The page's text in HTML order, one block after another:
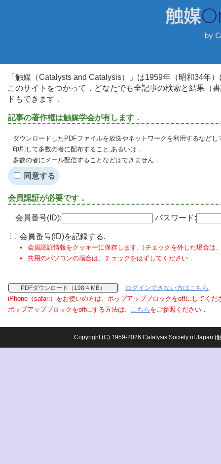
「触媒（Catalysts and Catalysis）」は1959年（昭和34年
このサイトをつかって，どなたでも全記事の検索と結果（
ドもできます．
記事の著作権は触媒学会が有します．
ダウンロードしたPDFファイルを放送やネットワークを利用するなど
印刷して多数の者に配布すること,あるいは，
多数の者にメール配信することなどはできません．
同意する
会員認証が必要です．
会員番号(ID): パスワード:
会員番号(ID)を記録する.
会員認証情報をクッキーに保存します.（チェックを外した場合は
共用のパソコンの場合は、チェックをはずしてください．
PDFダウンロード（198.4 MB）
ログインできない方はこちら
iPhone（safari）をお使いの方は、ポップアップブロックをoffにしてくだ
ポップアップブロックをoffにする方法は、 こちら をご参照ください．
Copyright (C) 1959-2026 Catalysis Society of Japan (